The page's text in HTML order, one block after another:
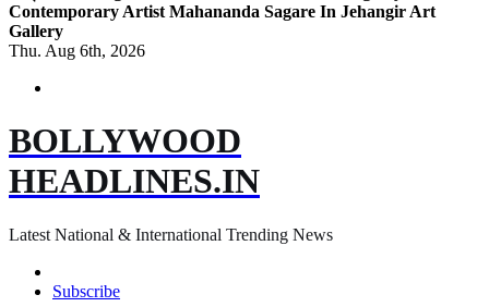
Contemporary Artist Mahananda Sagare In Jehangir Art
Gallery
Thu. Aug 6th, 2026
BOLLYWOOD
HEADLINES.IN
Latest National & International Trending News
Subscribe